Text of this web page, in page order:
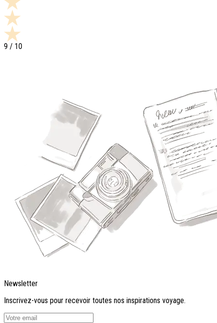
9 / 10
Newsletter
Inscrivez-vous pour recevoir toutes nos inspirations voyage.